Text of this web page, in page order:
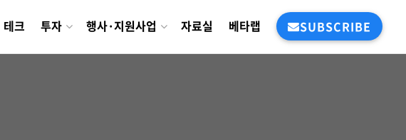
테크 투자 행사·지원사업 자료실 베타랩 SUBSCRIBE